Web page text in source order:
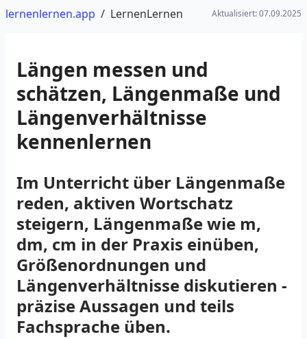
lernenlernen.app / LernenLernen Aktualisiert:07.09.2025
Längen messen und
schätzen, Längenmaße und
Längenverhältnisse
kennenlernen
Im Unterricht über Längenmaße
reden, aktiven Wortschatz
steigern, Längenmaße wie m,
dm, cm in der Praxis einüben,
Größenordnungen und
Längenverhältnisse diskutieren -
präzise Aussagen und teils
Fachsprache üben.